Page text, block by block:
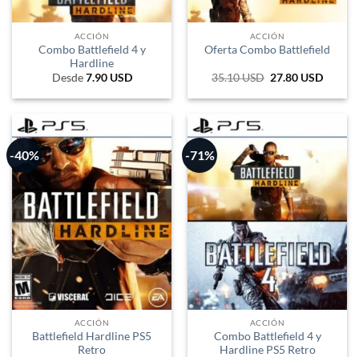
ACCIÓN
Combo Battlefield 4 y
Hardline
Desde7.90 USD
ACCIÓN
Oferta Combo Battlefield
35.10USD El
original
27.80 USD
actual
-40%
ACCIÓN
Battlefield Hardline PS5
Retro
-71%
ACCIÓN
Combo Battlefield 4 y
Hardline PS5 Retro